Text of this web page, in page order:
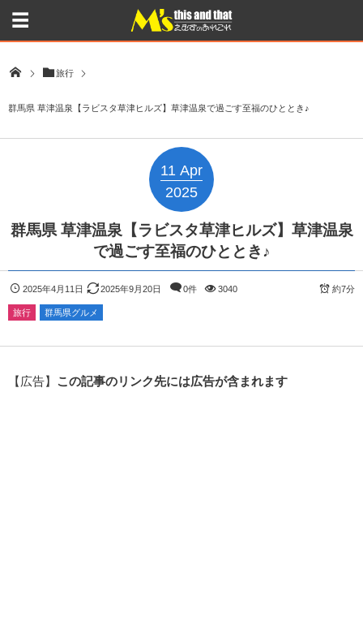
旅行
群馬県 草津温泉【ラビスタ草津ヒルズ】草津温泉で過ごす至福のひととき♪
11 Apr
2025
群馬県 草津温泉【ラビスタ草津ヒルズ】草津温泉
で過ごす至福のひととき♪
2025年4月11日 2025年9月20日 0件 3040 約7分
旅行 群馬県グルメ
【広告】 この記事のリンク先には広告が含まれます